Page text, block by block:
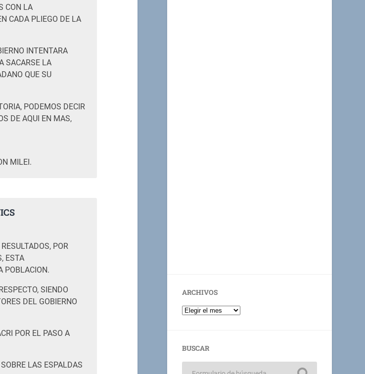
CON LA
CADA PLIEGO DE LA
INTENTARA
SACARSE LA
QUE SU
PODEMOS DECIR
DE AQUI EN MAS,
MILEI.
POR
ESTA
POBLACION.
SIENDO
DEL GOBIERNO
POR EL PASO A
LAS ESPALDAS
ARCHIVOS
BUSCAR